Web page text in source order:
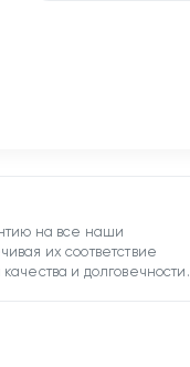
на все наши
их соответствие
и долговечности.